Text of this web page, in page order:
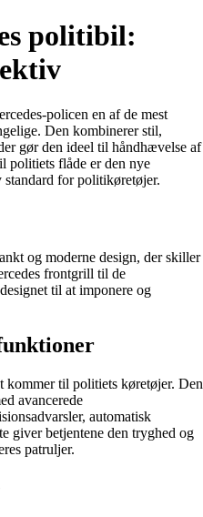
politibil:
policen en af de mest
Den kombinerer stil,
gør den ideel til håndhævelse af
politiets flåde er den nye
for politikøretøjer.
og moderne design, der skiller
frontgrill til de
til at imponere og
kommer til politiets køretøjer. Den
avancerede
automatisk
giver betjentene den tryghed og
patruljer.